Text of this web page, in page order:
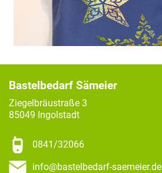
Bastelbedarf Sämeier
Ziegelbräustraße 3
85049 Ingolstadt
0841/32066
info@bastelbedarf-saemeier.de